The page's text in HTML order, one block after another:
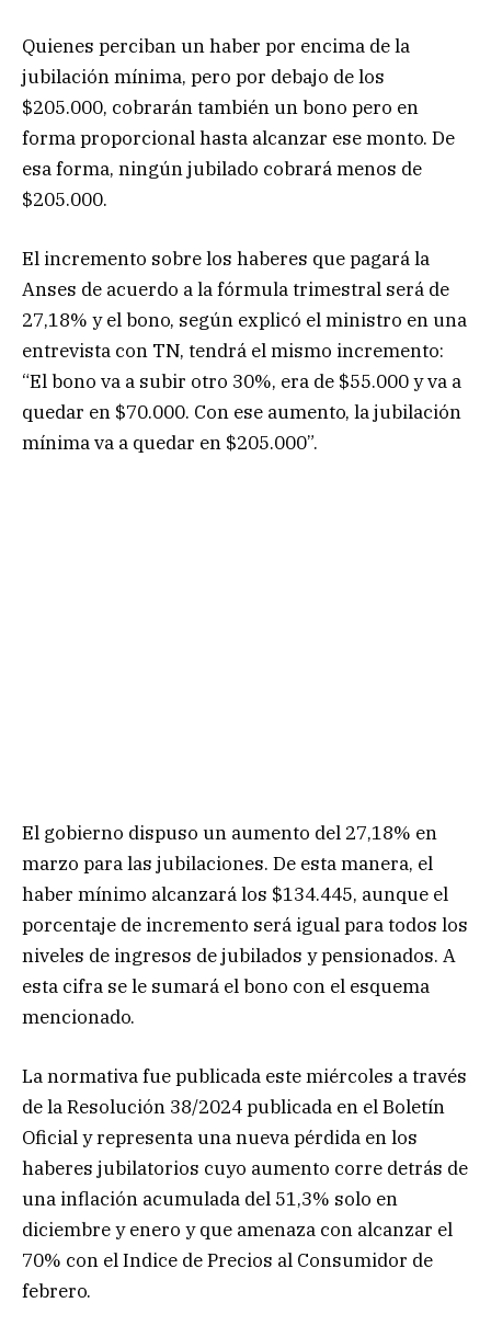
Quienes perciban un haber por encima de la
jubilación mínima, pero por debajo de los
$205.000, cobrarán también un bono pero en
forma proporcional hasta alcanzar ese monto. De
esa forma, ningún jubilado cobrará menos de
$205.000.
El incremento sobre los haberes que pagará la
Anses de acuerdo a la fórmula trimestral será de
27,18% y el bono, según explicó el ministro en una
entrevista con TN, tendrá el mismo incremento:
“El bono va a subir otro 30%, era de $55.000 y va a
quedar en $70.000. Con ese aumento, la jubilación
mínima va a quedar en $205.000”.
El gobierno dispuso un aumento del 27,18% en
marzo para las jubilaciones. De esta manera, el
haber mínimo alcanzará los $134.445, aunque el
porcentaje de incremento será igual para todos los
niveles de ingresos de jubilados y pensionados. A
esta cifra se le sumará el bono con el esquema
mencionado.
La normativa fue publicada este miércoles a través
de la Resolución 38/2024 publicada en el Boletín
Oficial y representa una nueva pérdida en los
haberes jubilatorios cuyo aumento corre detrás de
una inflación acumulada del 51,3% solo en
diciembre y enero y que amenaza con alcanzar el
70% con el Indice de Precios al Consumidor de
febrero.